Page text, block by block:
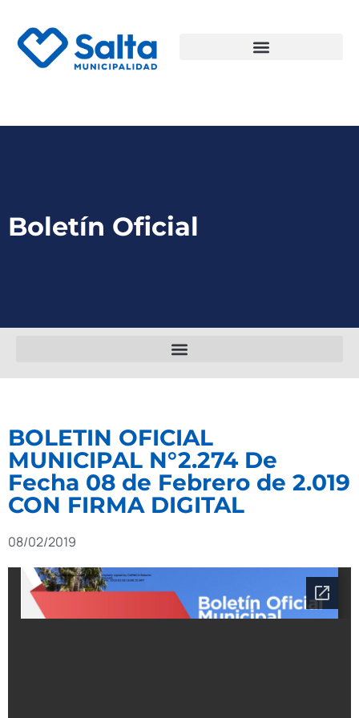
Boletín Oficial
BOLETIN OFICIAL
MUNICIPAL N°2.274 De
Fecha 08 de Febrero de 2.019
CON FIRMA DIGITAL
08/02/2019